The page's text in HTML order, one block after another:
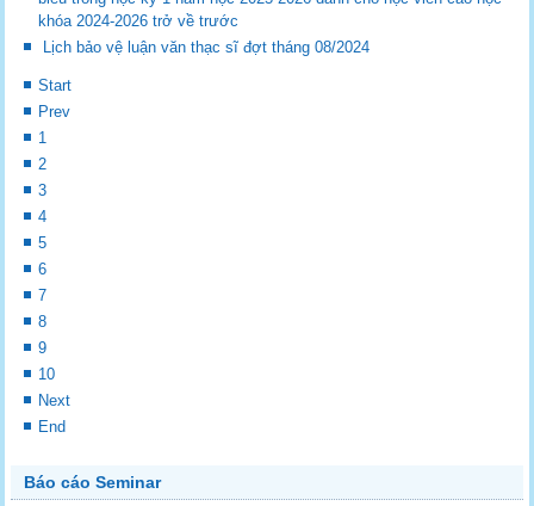
khóa 2024-2026 trở về trước
Lịch bảo vệ luận văn thạc sĩ đợt tháng 08/2024
Start
Prev
1
2
3
4
5
6
7
8
9
10
Next
End
Báo cáo Seminar